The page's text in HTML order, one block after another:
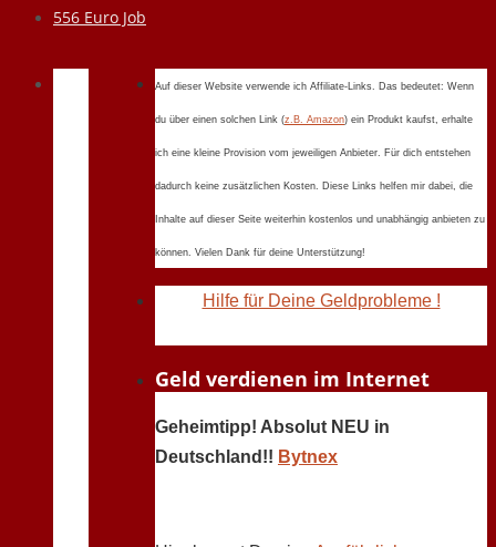
556 Euro Job
Auf dieser Website verwende ich Affiliate-Links. Das bedeutet: Wenn
du über einen solchen Link (z.B. Amazon) ein Produkt kaufst, erhalte
ich eine kleine Provision vom jeweiligen Anbieter. Für dich entstehen
dadurch keine zusätzlichen Kosten. Diese Links helfen mir dabei, die
Inhalte auf dieser Seite weiterhin kostenlos und unabhängig anbieten zu
können. Vielen Dank für deine Unterstützung!
Hilfe für Deine Geldprobleme !
Geld verdienen im Internet
Geheimtipp! Absolut NEU in
Deutschland!! Bytnex